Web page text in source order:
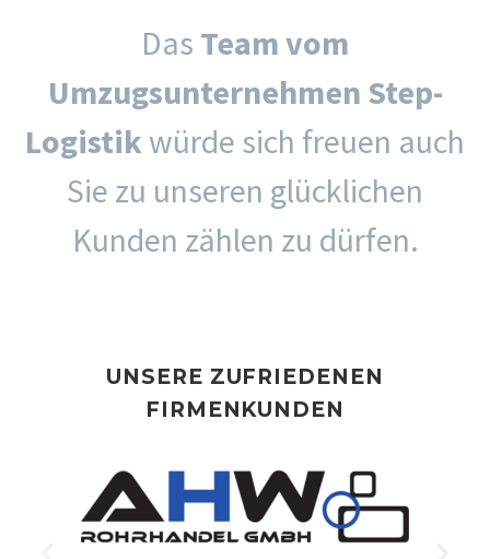
Das Team vom
Umzugsunternehmen Step-
Logistik würde sich freuen auch
Sie zu unseren glücklichen
Kunden zählen zu dürfen.
UNSERE ZUFRIEDENEN
FIRMENKUNDEN